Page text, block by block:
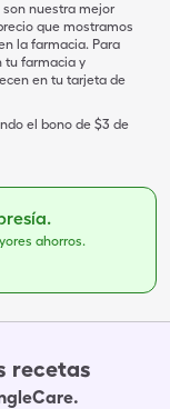
nuestra mejor
que mostramos
la farmacia. Para
tu farmacia y
en tu tarjeta de
el bono de $3 de
ahorros.
recetas